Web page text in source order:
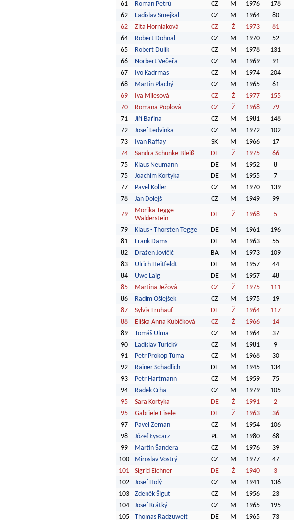
61
Roman Petrů CZ M 1976 178
62
Ladislav Smejkal CZ M 1964 80
62
Zita Horniaková CZ Ž 1973 81
64
Robert Dohnal CZ M 1970 52
65
Robert Dulík CZ M 1978 131
66
Norbert Večeřa CZ M 1969 91
67
Ivo Kadrmas CZ M 1974 204
68
Martin Plachý CZ M 1965 61
69
Iva Milesová CZ Ž 1977 155
70
Romana Pöplová CZ Ž 1968 79
71
Jiří Bařina CZ M 1981 148
72
Josef Ledvinka CZ M 1972 102
73
Ivan Raffay SK M 1966 17
74
Sandra Schunke-Bleiß DE Ž 1975 66
75
Klaus Neumann DE M 1952 8
75
Joachim Kortyka DE M 1955 7
77
Pavel Koller CZ M 1970 139
78
Jan Dolejš CZ M 1949 99
79
Monika Tegge-
Walderstein
DE Ž 1968 5
79 Klaus - Thorsten Tegge DE M 1961 196
81
Frank Dams DE M 1963 55
82
Dražen Jovičić BA M 1973 109
83
Ulrich Heitfeldt DE M 1957 44
84
Uwe Laig DE M 1957 48
85
Martina Ježová CZ Ž 1975 111
86
Radim Ošlejšek CZ M 1975 19
87
Sylvia Frühauf DE Ž 1964 117
88
Eliška Anna Kubičková CZ Ž 1966 14
89
Tomáš Ulma CZ M 1964 37
90
Ladislav Turický CZ M 1981 9
91
Petr Prokop Tůma CZ M 1968 30
92
Rainer Schädlich DE M 1945 134
93
Petr Hartmann CZ M 1959 75
94
Radek Crha CZ M 1979 105
95
Sara Kortyka DE Ž 1991 2
95
Gabriele Eisele DE Ž 1963 36
97
Pavel Zeman CZ M 1954 106
98
Józef Łyscarz PL M 1980 68
99
Martin Šandera CZ M 1976 39
100
Miroslav Vostrý CZ M 1977 47
101
Sigrid Eichner DE Ž 1940 3
102
Josef Holý CZ M 1941 136
103
Zdeněk Šigut CZ M 1956 23
104
Josef Krátký CZ M 1965 195
105
Thomas Radzuweit DE M 1965 73